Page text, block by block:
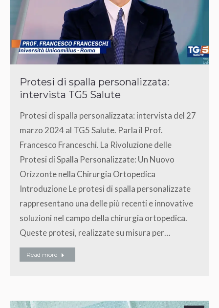
Protesi di spalla personalizzata:
intervista TG5 Salute
Protesi di spalla personalizzata: intervista del 27
marzo 2024 al TG5 Salute. Parla il Prof.
Francesco Franceschi. La Rivoluzione delle
Protesi di Spalla Personalizzate: Un Nuovo
Orizzonte nella Chirurgia Ortopedica
Introduzione Le protesi di spalla personalizzate
rappresentano una delle più recenti e innovative
soluzioni nel campo della chirurgia ortopedica.
Queste protesi, realizzate su misura per…
Read more